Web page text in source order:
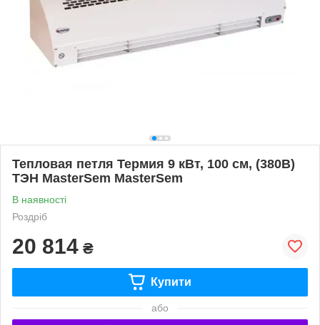
Тепловая петля Термия 9 кВт, 100 см, (380В)
ТЭН MasterSem MasterSem
В наявності
Роздріб
20 814 ₴
Купити
або